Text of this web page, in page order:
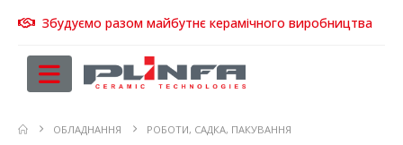
Збудуємо разом майбутнє керамічного виробництва
ОБЛАДНАННЯ РОБОТИ, САДКА, ПАКУВАННЯ